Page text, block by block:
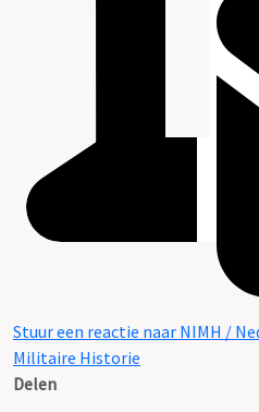
Stuur een reactie naar NIMH /
Militaire Historie
Delen